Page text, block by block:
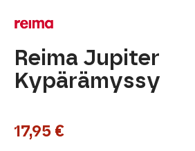
Reima Jupiter
Kypärämyssy
17,95 €